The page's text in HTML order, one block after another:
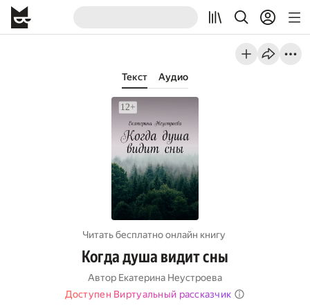
Текст Аудио
Читать бесплатно онлайн книгу
Когда душа видит сны
Автор Екатерина Неустроева
Доступен Виртуальный рассказчик